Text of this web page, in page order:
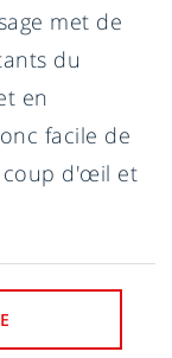
met de
du
en
facile de
coup d'œil et